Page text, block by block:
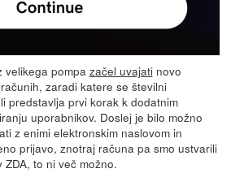
velikega pompa začel uvajatinovo
zaradi katere se številni
predstavlja prvi korak k dodatnim
uporabnikov. Doslej je bilo možno
z enimi elektronskim naslovom in
prijavo, znotraj računa pa smo ustvarili
to ni več možno.